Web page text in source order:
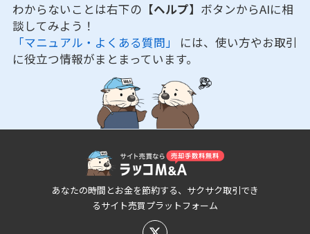
わからないことは右下の 【ヘルプ】 ボタンからAIに相
談してみよう！
「マニュアル・よくある質問」 には、使い方やお取引
に役立つ情報がまとまっています。
あなたの時間とお金を節約する、サクサク取引でき
るサイト売買プラットフォーム